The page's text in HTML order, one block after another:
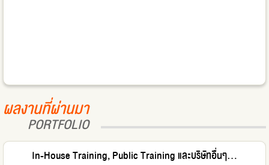
ผลงานที่ผ่านมา
PORTFOLIO
In-House Training, Public Training และบริษัทอื่นๆ...